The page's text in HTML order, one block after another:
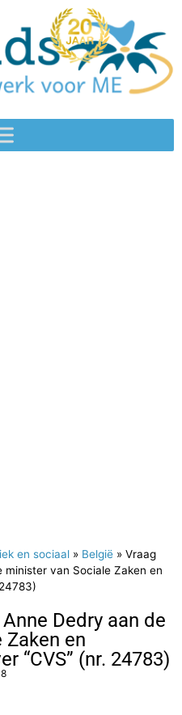
en sociaal » België » Vraag
van Sociale Zaken en
Dedry aan de
en
“CVS” (nr. 24783)